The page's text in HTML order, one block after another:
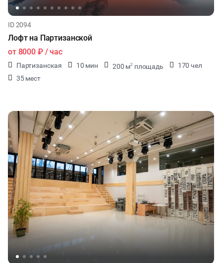
ID 2094
Лофт на Партизанской
от 8000 ₽/ час
Партизанская 10 мин 200 м2 площадь
170 чел
35 мест